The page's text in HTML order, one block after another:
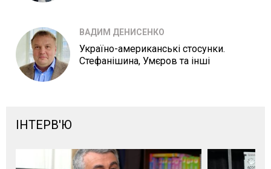
ВАДИМ ДЕНИСЕНКО
Україно-американські стосунки.
Стефанішина, Умєров та інші
ІНТЕРВ'Ю